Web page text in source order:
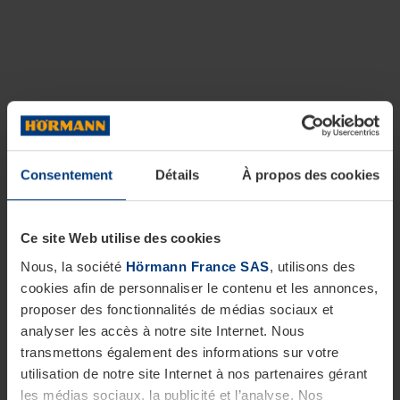
Consentement Détails À propos des cookies
Ce site Web utilise des cookies
Nous, la société Hörmann France SAS, utilisons des
cookies afin de personnaliser le contenu et les annonces,
proposer des fonctionnalités de médias sociaux et
analyser les accès à notre site Internet. Nous
transmettons également des informations sur votre
utilisation de notre site Internet à nos partenaires gérant
les médias sociaux, la publicité et l’analyse. Nos